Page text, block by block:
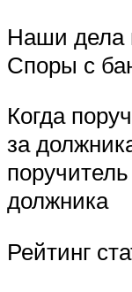
Наши дела
Споры с
Когда
за
должника
Рейтинг